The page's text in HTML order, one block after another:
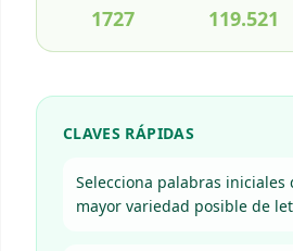
1727 119.521
CLAVES RÁPIDAS
Selecciona palabras iniciales
mayor variedad posible de